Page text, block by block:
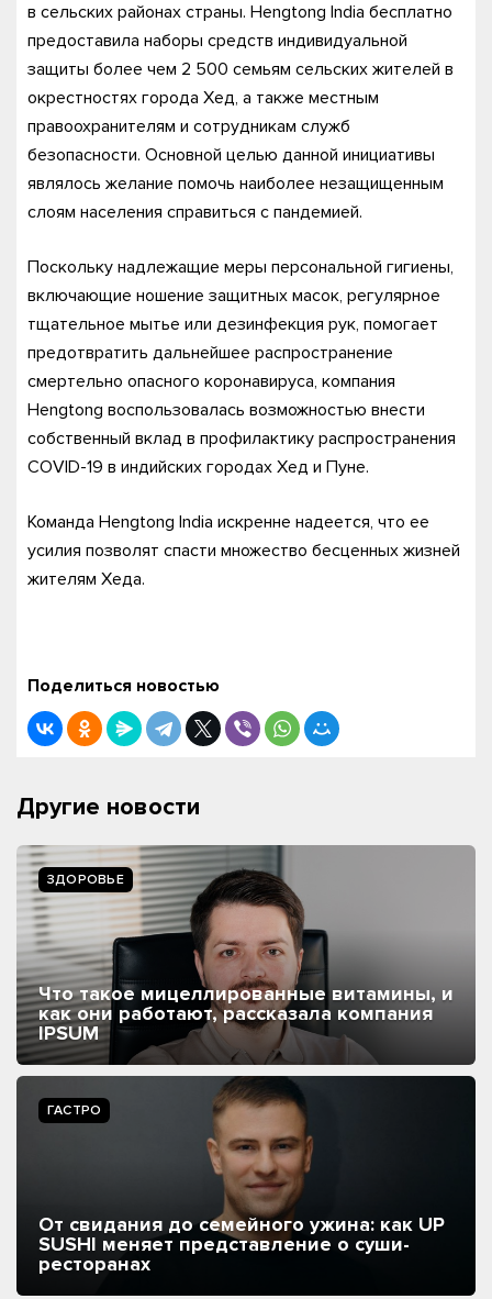
в сельских районах страны. Hengtong India бесплатно
предоставила наборы средств индивидуальной
защиты более чем 2 500 семьям сельских жителей в
окрестностях города Хед, а также местным
правоохранителям и сотрудникам служб
безопасности. Основной целью данной инициативы
являлось желание помочь наиболее незащищенным
слоям населения справиться с пандемией.
Поскольку надлежащие меры персональной гигиены,
включающие ношение защитных масок, регулярное
тщательное мытье или дезинфекция рук, помогает
предотвратить дальнейшее распространение
смертельно опасного коронавируса, компания
Hengtong воспользовалась возможностью внести
собственный вклад в профилактику распространения
COVID-19 в индийских городах Хед и Пуне.
Команда Hengtong India искренне надеется, что ее
усилия позволят спасти множество бесценных жизней
жителям Хеда.
Поделиться новостью
Другие новости
ЗДОРОВЬЕ
Что такое мицеллированные витамины, и
как они работают, рассказала компания
IPSUM
ГАСТРО
От свидания до семейного ужина: как UP
SUSHI меняет представление о суши-
ресторанах